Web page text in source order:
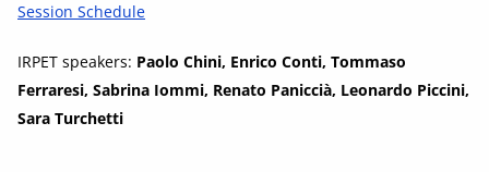
Session Schedule
IRPET speakers: Paolo Chini, Enrico Conti, Tommaso
Ferraresi, Sabrina Iommi, Renato Paniccià, Leonardo Piccini,
Sara Turchetti